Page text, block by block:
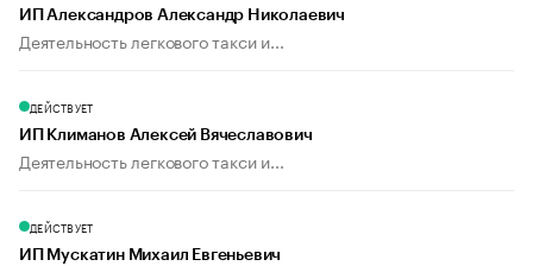
ИП Александров Александр Николаевич
Деятельность легкового такси и...
ДЕЙСТВУЕТ
ИП Климанов Алексей Вячеславович
Деятельность легкового такси и...
ДЕЙСТВУЕТ
ИП Мускатин Михаил Евгеньевич